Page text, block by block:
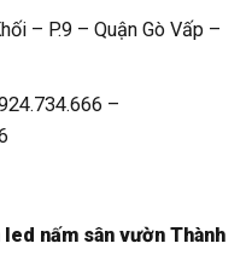
– P.9 – Quận Gò Vấp –
–
nấm sân vườn Thành